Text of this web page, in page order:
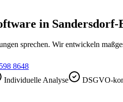
in Sandersdorf-
sprechen. Wir entwickeln
8648
Individuelle Analyse DSGVO-